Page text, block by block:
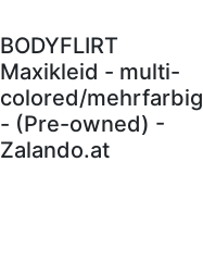
BODYFLIRT
Maxikleid - multi-
colored/mehrfarbig
- (Pre-owned) -
Zalando.at